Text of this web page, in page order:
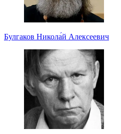
Булгаков Никола́й Алексеевич